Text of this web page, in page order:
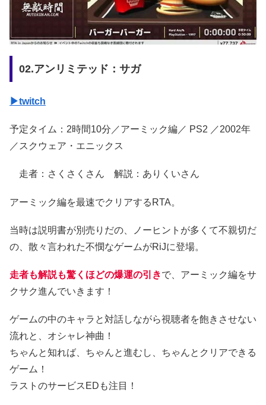
02.アンリミテッド：サガ
▶twitch
予定タイム：2時間10分／アーミック編／ PS2 ／2002年
／スクウェア・エニックス
走者：さくさくさん 解説：ありくいさん
アーミック編を最速でクリアするRTA。
当時は説明書が別売りだの、ノーヒントが多くて不親切だ
の、散々言われた不憫なゲームがRiJに登場。
走者も解説も驚くほどの爆運の引きで、アーミック編をサ
クサク進んでいきます！
ゲームの中のキャラと対話しながら視聴者を飽きさせない
流れと、オシャレ神曲！
ちゃんと知れば、ちゃんと進むし、ちゃんとクリアできる
ゲーム！
ラストのサービスEDも注目！